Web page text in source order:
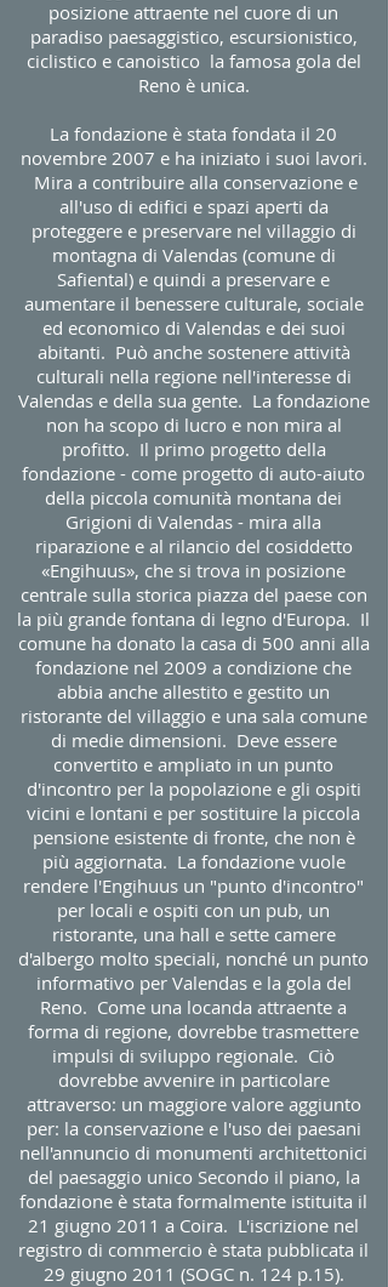
posizione attraente nel cuore di un
paradiso paesaggistico, escursionistico,
ciclistico e canoistico la famosa gola del
Reno è unica.
La fondazione è stata fondata il 20
novembre 2007 e ha iniziato i suoi lavori.
Mira a contribuire alla conservazione e
all'uso di edifici e spazi aperti da
proteggere e preservare nel villaggio di
montagna di Valendas (comune di
Safiental) e quindi a preservare e
aumentare il benessere culturale, sociale
ed economico di Valendas e dei suoi
abitanti. Può anche sostenere attività
culturali nella regione nell'interesse di
Valendas e della sua gente. La fondazione
non ha scopo di lucro e non mira al
profitto. Il primo progetto della
fondazione - come progetto di auto-aiuto
della piccola comunità montana dei
Grigioni di Valendas - mira alla
riparazione e al rilancio del cosiddetto
«Engihuus», che si trova in posizione
centrale sulla storica piazza del paese con
la più grande fontana di legno d'Europa. Il
comune ha donato la casa di 500 anni alla
fondazione nel 2009 a condizione che
abbia anche allestito e gestito un
ristorante del villaggio e una sala comune
di medie dimensioni. Deve essere
convertito e ampliato in un punto
d'incontro per la popolazione e gli ospiti
vicini e lontani e per sostituire la piccola
pensione esistente di fronte, che non è
più aggiornata. La fondazione vuole
rendere l'Engihuus un "punto d'incontro"
per locali e ospiti con un pub, un
ristorante, una hall e sette camere
d'albergo molto speciali, nonché un punto
informativo per Valendas e la gola del
Reno. Come una locanda attraente a
forma di regione, dovrebbe trasmettere
impulsi di sviluppo regionale. Ciò
dovrebbe avvenire in particolare
attraverso: un maggiore valore aggiunto
per: la conservazione e l'uso dei paesani
nell'annuncio di monumenti architettonici
del paesaggio unico Secondo il piano, la
fondazione è stata formalmente istituita il
21 giugno 2011 a Coira. L'iscrizione nel
registro di commercio è stata pubblicata il
29 giugno 2011 (SOGC n. 124 p.15).